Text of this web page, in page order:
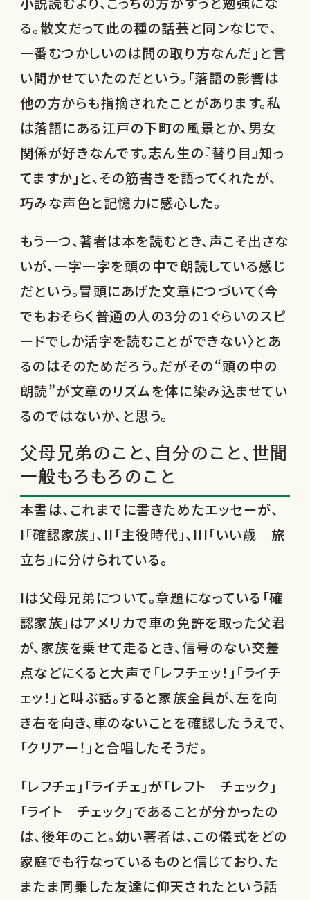
る。散文だって此の種の話芸と同ンなじで、
一番むつかしいのは間の取り方なんだ」と言
い聞かせていたのだという。「落語の影響は
他の方からも指摘されたことがあります。私
は落語にある江戸の下町の風景とか、男女
関係が好きなんです。志ん生の『替り目』知っ
てますか」と、その筋書きを語ってくれたが、
巧みな声色と記憶力に感心した。
もう一つ、著者は本を読むとき、声こそ出さな
いが、一字一字を頭の中で朗読している感じ
だという。冒頭にあげた文章につづいて〈今
でもおそらく普通の人の3分の1ぐらいのスピ
ードでしか活字を読むことができない〉とあ
るのはそのためだろう。だがその“頭の中の
朗読”が文章のリズムを体に染み込ませてい
るのではないか、と思う。
父母兄弟のこと、自分のこと、世間
一般もろもろのこと
本書は、これまでに書きためたエッセーが、
I「確認家族」、II「主役時代」、III「いい歳 旅
立ち」に分けられている。
Iは父母兄弟について。章題になっている「確
認家族」はアメリカで車の免許を取った父君
が、家族を乗せて走るとき、信号のない交差
点などにくると大声で「レフチェッ！」「ライチ
ェッ！」と叫ぶ話。すると家族全員が、左を向
き右を向き、車のないことを確認したうえで、
「クリアー！」と合唱したそうだ。
「レフチェ」「ライチェ」が「レフト チェック」
「ライト チェック」であることが分かったの
は、後年のこと。幼い著者は、この儀式をどの
家庭でも行なっているものと信じており、た
またま同乗した友達に仰天されたという話